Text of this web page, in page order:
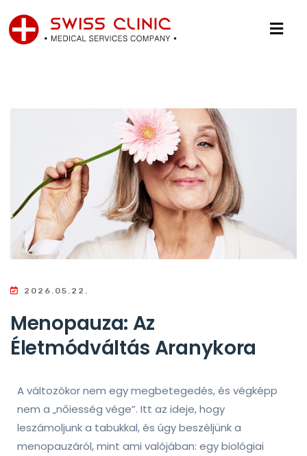
2026.05.22.
Menopauza: Az
Életmódváltás Aranykora
A változókor nem egy megbetegedés, és végképp
nem a „nőiesség vége”. Itt az ideje, hogy
leszámoljunk a tabukkal, és úgy beszéljünk a
menopauzáról, mint ami valójában: egy biológiai